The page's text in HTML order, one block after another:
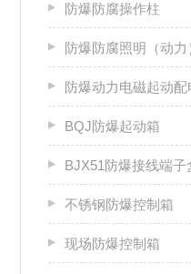
防爆防腐操作柱
防爆防腐照明（动力）
防爆动力电磁起动配
BQJ防爆起动箱
BJX51防爆接线端子
不锈钢防爆控制箱
现场防爆控制箱